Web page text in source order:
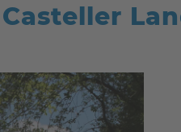
Casteller